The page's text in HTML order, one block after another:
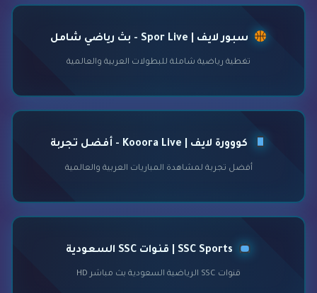
سبور لايف | Spor Live - بث رياضي شامل
تغطية رياضية شاملة للبطولات العربية والعالمية
كووورة لايف | Kooora Live - أفضل تجربة
أفضل تجربة لمشاهدة المباريات العربية والعالمية
قنوات SSC الرياضية السعودية بث مباشر HD